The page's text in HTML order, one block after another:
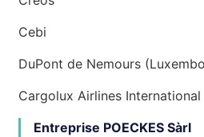
Cebi
DuPont de Nemours
Cargolux Airlines International
Entreprise POECKES Sàrl